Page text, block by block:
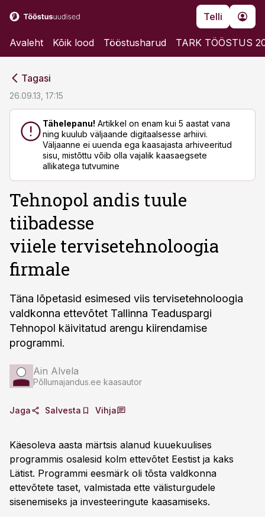
Telli
Avaleht Kõik lood Tööstusharud TARK TÖÖSTUS
Tagasi
26.09.13, 17:15
Tähelepanu! Artikkel on enam kui 5 aastat vana
ning kuulub väljaande digitaalsesse arhiivi.
Väljaanne ei uuenda ega kaasajasta arhiveeritud
sisu, mistõttu võib olla vajalik kaasaegsete
allikatega tutvumine
Tehnopol andis tuule
tiibadesse
viiele tervisetehnoloogia
firmale
Täna lõpetasid esimesed viis tervisetehnoloogia
valdkonna ettevõtet Tallinna Teaduspargi
Tehnopol käivitatud arengu kiirendamise
programmi.
Ain Alvela
Põllumajandus.ee kaasautor
Jaga Salvesta Vihja
Käesoleva aasta märtsis alanud kuuekuulises
programmis osalesid kolm ettevõtet Eestist ja kaks
Lätist. Programmi eesmärk oli tõsta valdkonna
ettevõtete taset, valmistada ette välisturgudele
sisenemiseks ja investeeringute kaasamiseks.